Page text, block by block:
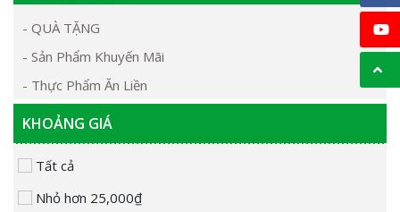
- QUÀ TẶNG
- Sản Phẩm Khuyến Mãi
- Thực Phẩm Ăn Liền
KHOẢNG GIÁ
Tất cả
Nhỏ hơn 25,000₫